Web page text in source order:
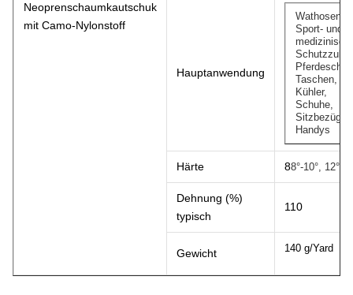
Neoprenschaumkautschuk
mit Camo-Nylonstoff
Hauptanwendung
Wathosen,
Sport- und
Taschen,
Kühler,
Schuhe,
Sitzbezüge,
Handys
Härte 88°-10°, 12°
Dehnung (%)
typisch
110
Gewicht 140 g/Yard